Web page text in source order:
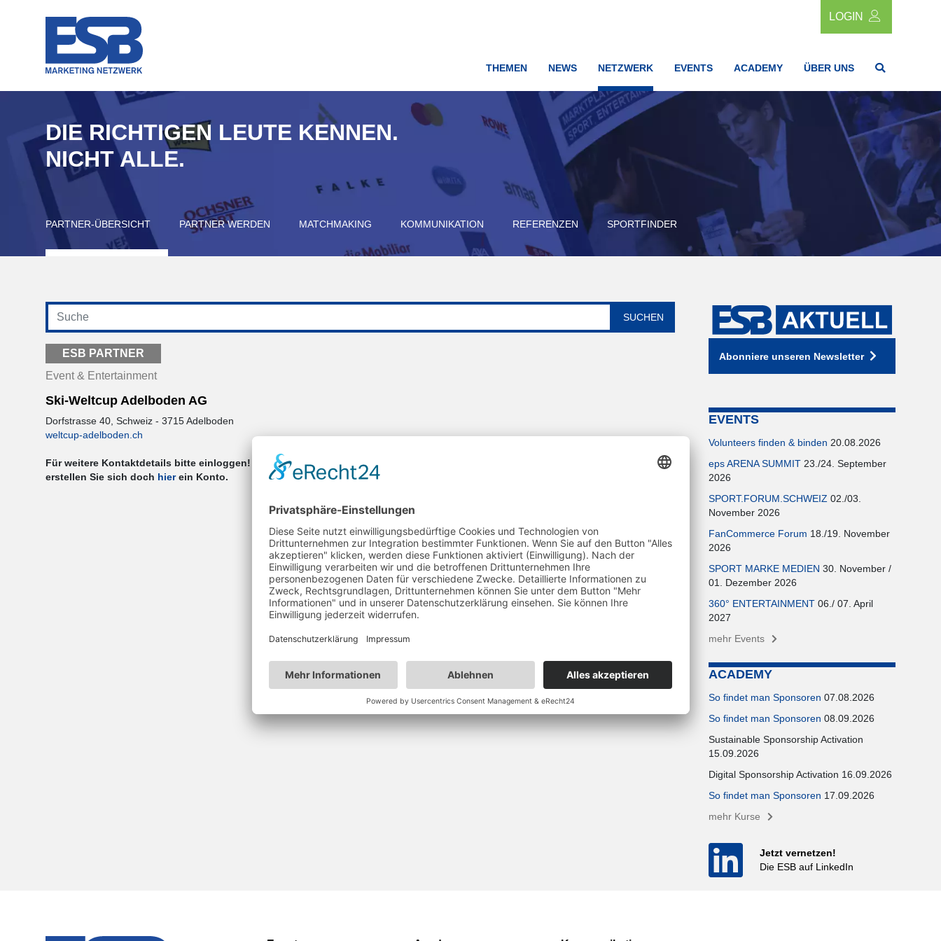
LOGIN
THEMEN NEWS NETZWERK EVENTS ACADEMY ÜBER UNS
DIE RICHTIGEN LEUTE KENNEN.
NICHT ALLE.
PARTNER-ÜBERSICHT PARTNER WERDEN MATCHMAKING KOMMUNIKATION REFERENZEN SPORTFINDER
ESB PARTNER
Event & Entertainment
Ski-Weltcup Adelboden AG
Dorfstrasse 40, Schweiz - 3715 Adelboden
weltcup-adelboden.ch
Für weitere Kontaktdetails bitte einloggen! Sollten Sie noch kein ESB User sein,
erstellen Sie sich doch hierein Konto.
Abonniere unseren Newsletter
EVENTS
Volunteers finden & binden 20.08.2026
eps ARENA SUMMIT 23./24. September
2026
SPORT.FORUM.SCHWEIZ 02./03.
November 2026
FanCommerce Forum 18./19. November
2026
SPORT MARKE MEDIEN 30. November /
01. Dezember 2026
360° ENTERTAINMENT 06./ 07. April
2027
mehr Events
ACADEMY
So findet man Sponsoren 07.08.2026
So findet man Sponsoren 08.09.2026
Sustainable Sponsorship Activation
15.09.2026
Digital Sponsorship Activation 16.09.2026
So findet man Sponsoren 17.09.2026
mehr Kurse
Jetzt vernetzen!
Die ESB auf LinkedIn